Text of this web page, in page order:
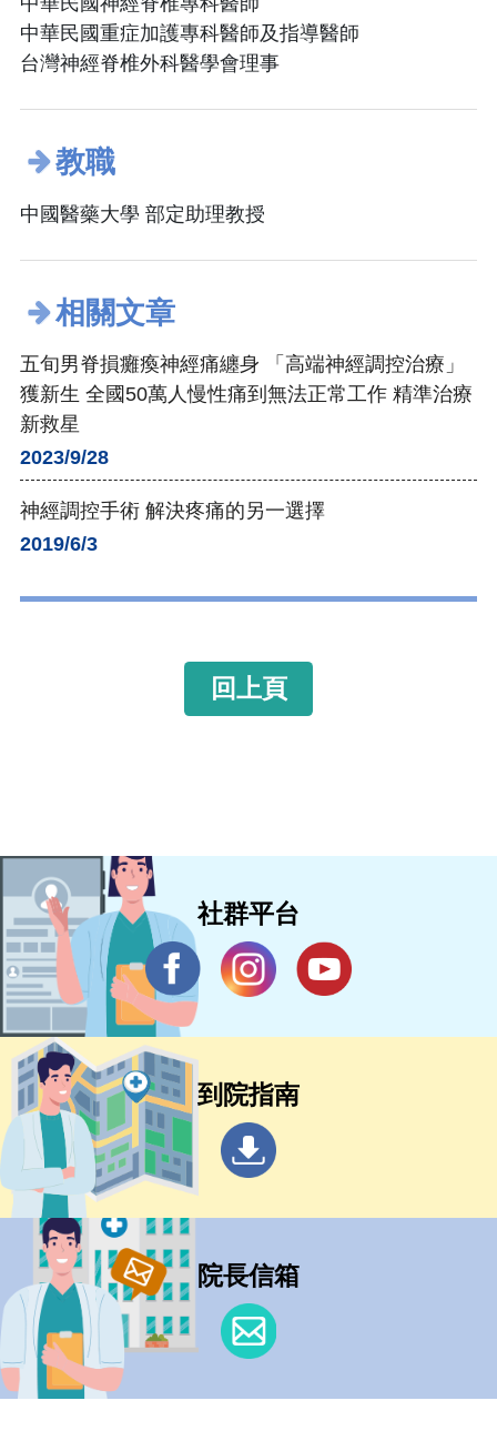
中華民國重症加護專科醫師及指導醫師
台灣神經脊椎外科醫學會理事
教職
中國醫藥大學 部定助理教授
相關文章
五旬男脊損癱瘓神經痛纏身 「高端神經調控治療」
獲新生 全國50萬人慢性痛到無法正常工作 精準治療
新救星
2023/9/28
神經調控手術 解決疼痛的另一選擇
2019/6/3
回上頁
社群平台
到院指南
院長信箱